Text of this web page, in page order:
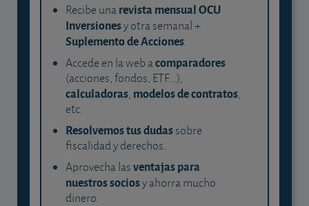
Recibe unarevista mensual OCU
Inversionesy otra semanal +
Suplemento de Acciones.
Accede en la web acomparadores
(acciones, fondos, ETF...),
calculadoras, modelos de contratos,
etc.
Resolvemos tus dudassobre
fiscalidad y derechos.
Aprovecha lasventajas para
nuestros sociosy ahorra mucho
dinero.